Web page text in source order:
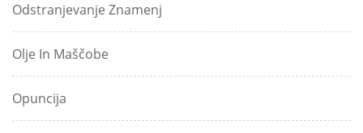
Odstranjevanje Znamenj
Olje In Maščobe
Opuncija